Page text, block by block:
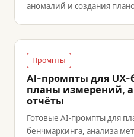
аномалий и создания
Промпты
AI-промпты для UX-
планы измерений,
отчёты
Готовые AI-промпты для
бенчмаркинга, анализа